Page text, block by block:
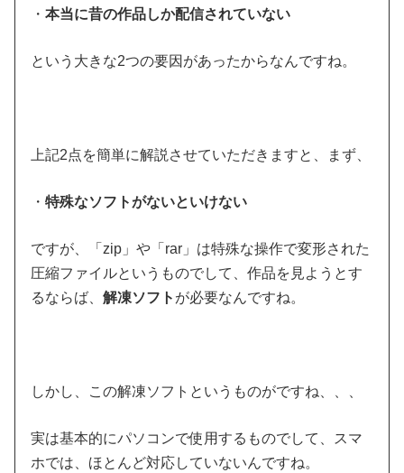
・本当に昔の作品しか配信されていない
という大きな2つの要因があったからなんですね。
上記2点を簡単に解説させていただきますと、まず、
・特殊なソフトがないといけない
ですが、「zip」や「rar」は特殊な操作で変形された
圧縮ファイルというものでして、作品を見ようとす
るならば、解凍ソフト が必要なんですね。
しかし、この解凍ソフトというものがですね、、、
実は基本的にパソコンで使用するものでして、スマ
ホでは、ほとんど対応していないんですね。